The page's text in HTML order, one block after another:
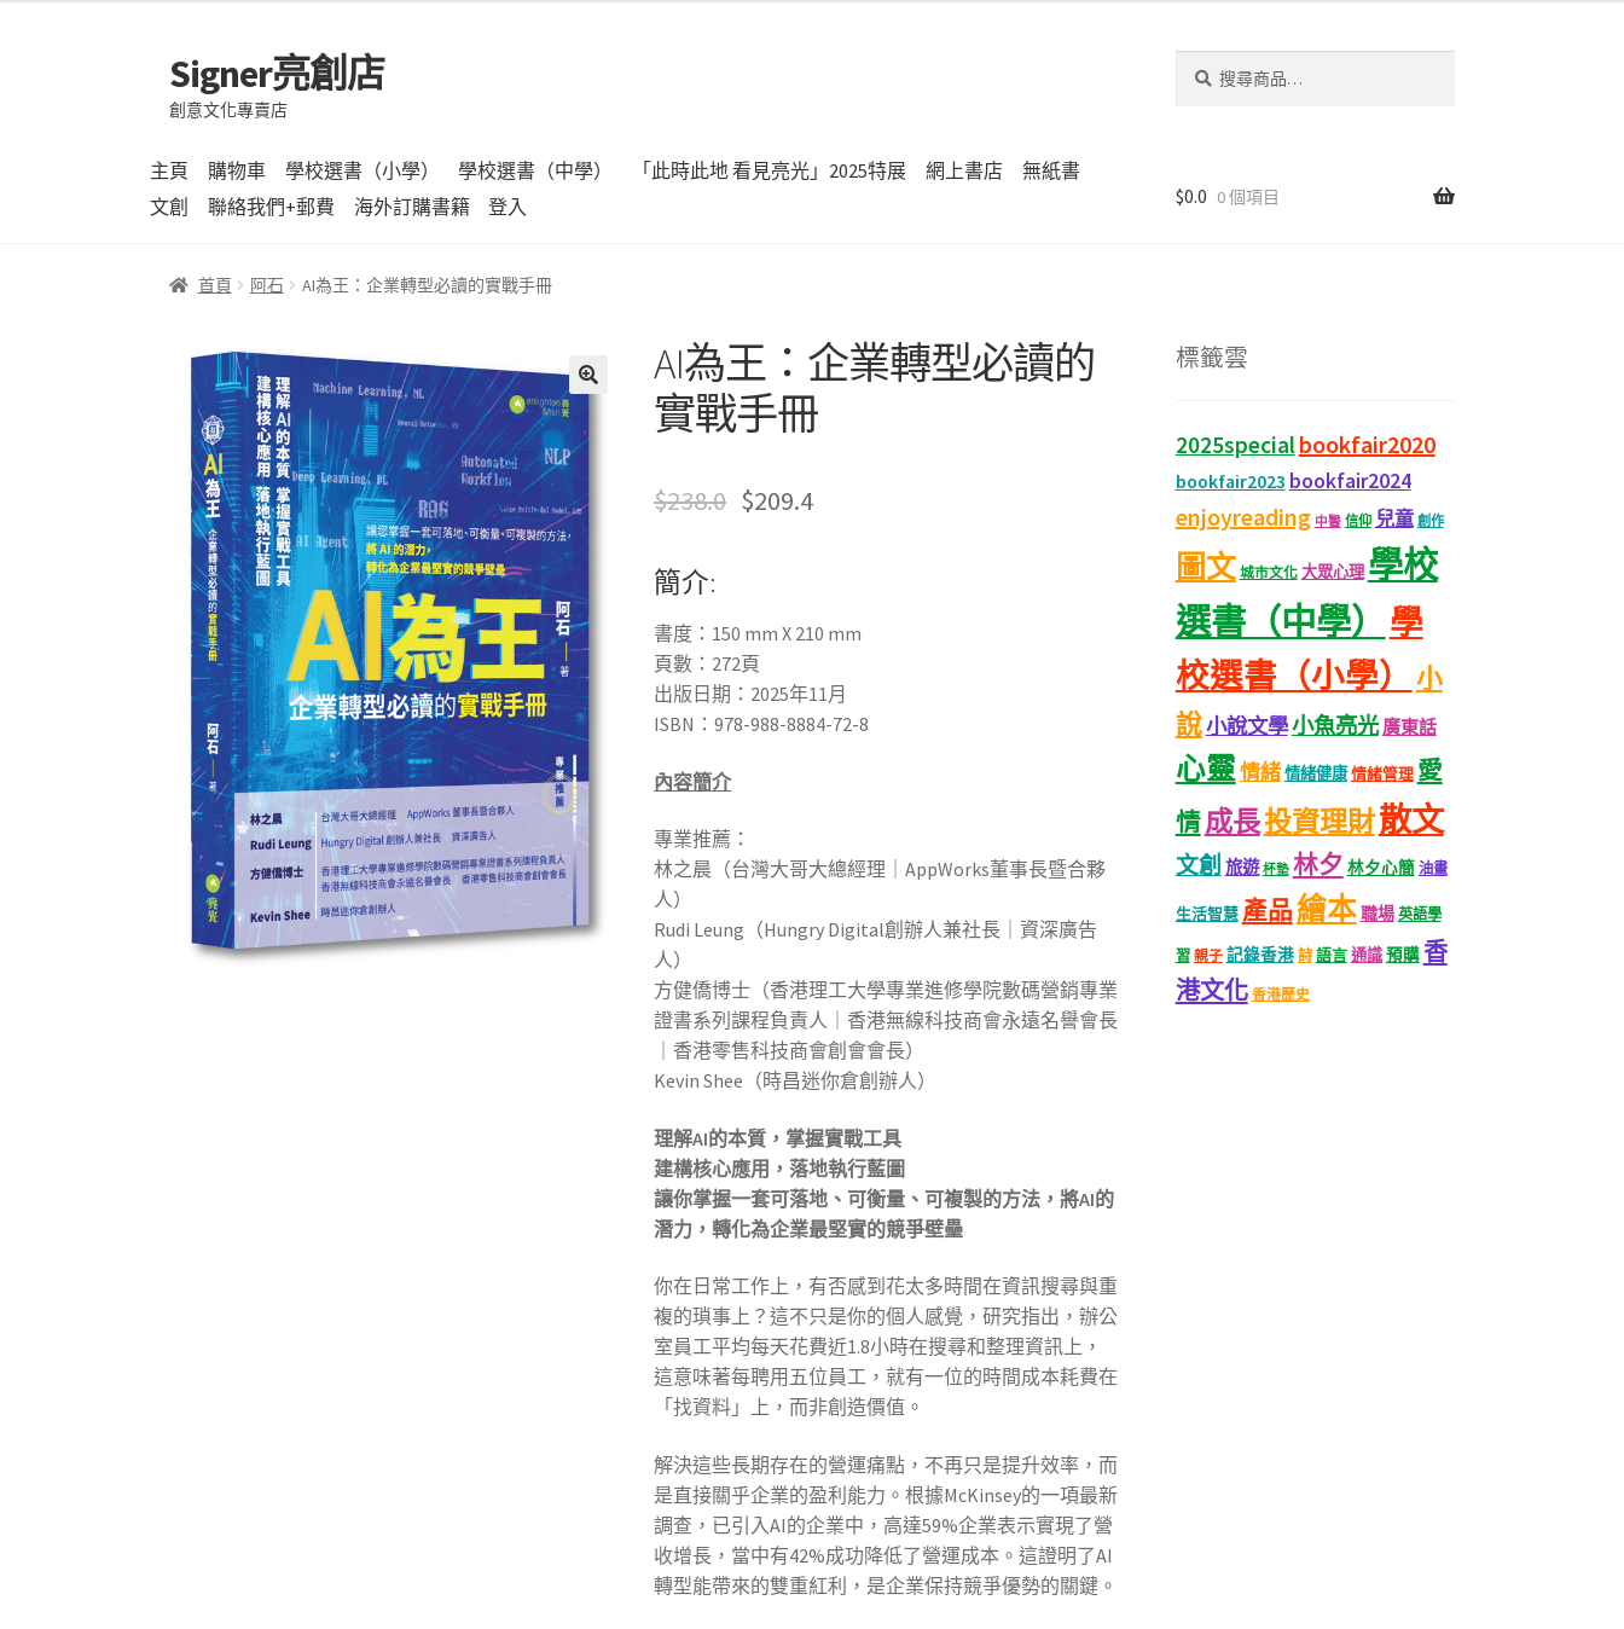
跳
至
導
列
跳
至
主
內
容
Signer亮創店
創意文化專賣店
主頁 購物車 學校選書（小學） 學校選書（中學） 「此時此地 看見亮光」2025特展 網上書店
無紙書
文創
聯絡我們+郵費 海外訂購書籍 登入 $0.0 0 個項目
首頁 阿石 AI為王：企業轉型必讀的實戰手冊
AI為王：企業轉型必讀的
實戰手冊
$238.0 $209.4
簡介:
書度 ： 150 mm X 210 mm
頁數： 272頁
出版日期：2025年11月
ISBN：978-988-8884-72-8
內容簡介
專業推薦：
林之晨（台灣大哥大總經理｜AppWorks董事長暨合夥
人）
Rudi Leung（Hungry Digital創辦人兼社長｜資深廣告
人）
方健僑博士（香港理工大學專業進修學院數碼營銷專業
證書系列課程負責人｜香港無線科技商會永遠名譽會長
｜香港零售科技商會創會會長）
Kevin Shee（時昌迷你倉創辦人）
理解AI的本質，掌握實戰工具
建構核心應用，落地執行藍圖
讓你掌握一套可落地、可衡量、可複製的方法，將AI的
潛力，轉化為企業最堅實的競爭壁壘
你在日常工作上，有否感到花太多時間在資訊搜尋與重
複的瑣事上？這不只是你的個人感覺，研究指出，辦公
室員工平均每天花費近1.8小時在搜尋和整理資訊上，
這意味著每聘用五位員工，就有一位的時間成本耗費在
「找資料」上，而非創造價值。
解決這些長期存在的營運痛點，不再只是提升效率，而
是直接關乎企業的盈利能力。根據McKinsey的一項最新
調查，已引入AI的企業中，高達59%企業表示實現了營
收增長，當中有42%成功降低了營運成本。這證明了AI
轉型能帶來的雙重紅利，是企業保持競爭優勢的關鍵。
標籤雲
2025specialbookfair2020
bookfair2023 bookfair2024
enjoyreading 中醫 信仰 兒童 創作
圖文 城市文化 大眾心理 學校
選書（中學）
學
校選書（小學）
小
說小說文學小魚亮光廣東話
心靈情緒情緒健康情緒管理 愛
情成長投資理財散文
文創 旅遊 杯墊 林夕 林夕心簡 油畫
生活智慧 產品繪本職場 英語學
習 親子 記錄香港 詩 語言通識預購香
港文化 香港歷史